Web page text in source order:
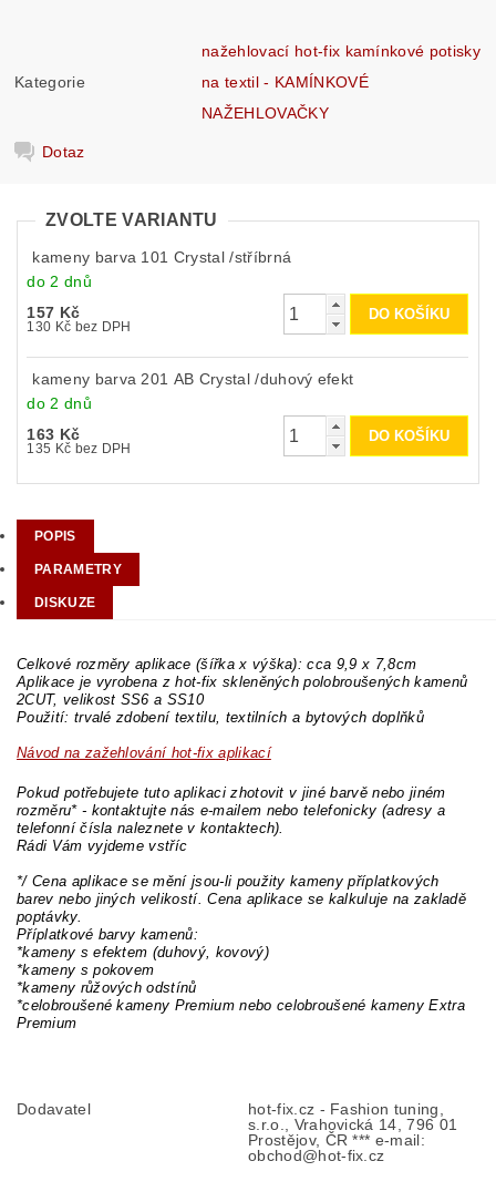
Kategorie
nažehlovací hot-fix kamínkové potisky
na textil - KAMÍNKOVÉ
NAŽEHLOVAČKY
Dotaz
ZVOLTE VARIANTU
kameny barva 101 Crystal /stříbrná
do 2 dnů
157 Kč
130 Kč bez DPH
kameny barva 201 AB Crystal /duhový efekt
do 2 dnů
163 Kč
135 Kč bez DPH
POPIS
PARAMETRY
DISKUZE
Celkové rozměry aplikace (šířka x výška): cca 9,9 x 7,8cm
Aplikace je vyrobena z hot-fix skleněných polobroušených kamenů
2CUT, velikost SS6 a SS10
Použití: trvalé zdobení textilu, textilních a bytových doplňků
Návod na zažehlování hot-fix aplikací
Pokud potřebujete tuto aplikaci zhotovit v jiné barvě nebo jiném
rozměru* - kontaktujte nás e-mailem nebo telefonicky (adresy a
telefonní čísla naleznete v kontaktech).
Rádi Vám vyjdeme vstříc
*/ Cena aplikace se mění jsou-li použity kameny příplatkových
barev nebo jiných velikostí. Cena aplikace se kalkuluje na zakladě
poptávky.
Příplatkové barvy kamenů:
*kameny s efektem (duhový, kovový)
*kameny s pokovem
*kameny růžových odstínů
*celobroušené kameny Premium nebo celobroušené kameny Extra
Premium
Dodavatel
hot-fix.cz - Fashion tuning,
s.r.o., Vrahovická 14, 796 01
Prostějov, ČR *** e-mail:
obchod@hot-fix.cz